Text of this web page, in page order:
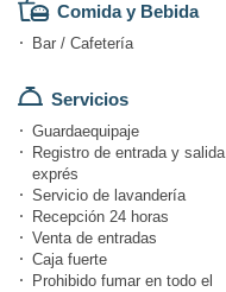
Comida y Bebida
Bar / Cafetería
Servicios
Guardaequipaje
Registro de entrada y salida
exprés
Servicio de lavandería
Recepción 24 horas
Venta de entradas
Caja fuerte
Prohibido fumar en todo el